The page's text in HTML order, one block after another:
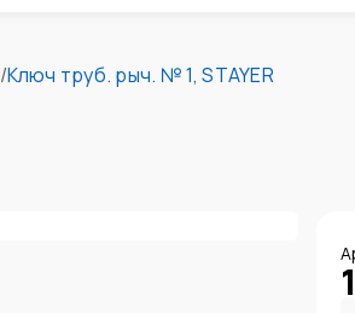
/Ключ труб. рыч. № 1, STAYER